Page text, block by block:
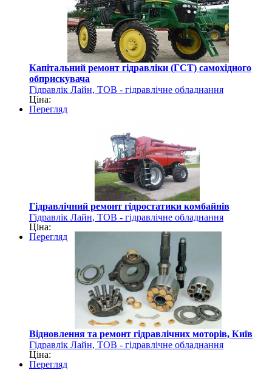
Капітальний ремонт гідравліки (ГСТ) самохідного
обприскувача
Гідравлік Лайн, ТОВ - гідравлічне обладнання
Ціна:
Перегляд
Гідравлічний ремонт гідростатики комбайнів
Гідравлік Лайн, ТОВ - гідравлічне обладнання
Ціна:
Перегляд
Відновлення та ремонт гідравлічних моторів, Київ
Гідравлік Лайн, ТОВ - гідравлічне обладнання
Ціна:
Перегляд